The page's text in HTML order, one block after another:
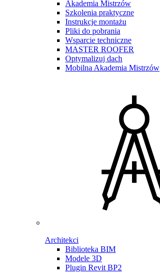
Akademia Mistrzów
Szkolenia praktyczne
Instrukcje montażu
Pliki do pobrania
Wsparcie techniczne
MASTER ROOFER
Optymalizuj dach
Mobilna Akademia Mistrzów
Architekci
Biblioteka BIM
Modele 3D
Plugin Revit BP2